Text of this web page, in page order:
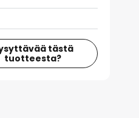
tästä
tuotteesta?